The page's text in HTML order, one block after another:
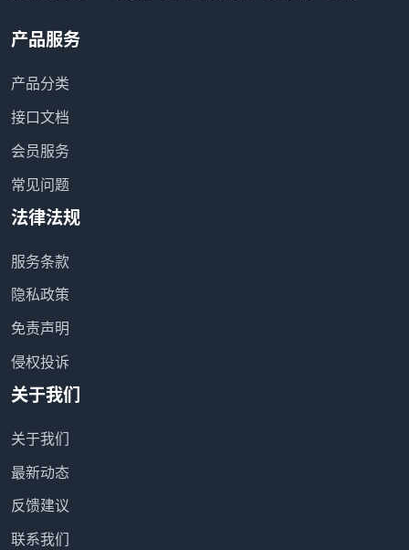
产品服务
产品分类
接口文档
会员服务
常见问题
法律法规
服务条款
隐私政策
免责声明
侵权投诉
关于我们
关于我们
最新动态
反馈建议
联系我们